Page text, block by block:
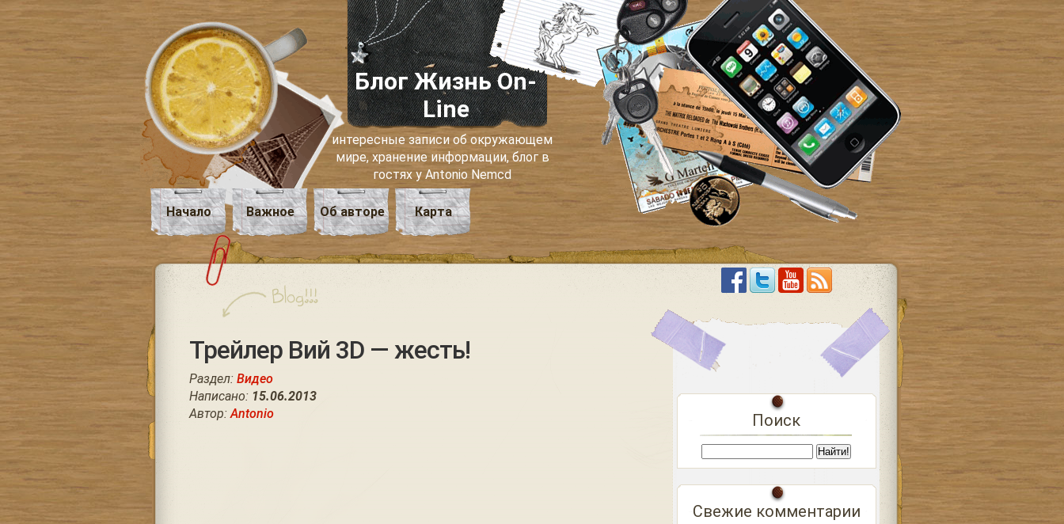
Блог Жизнь On-
Line
интересные записи об окружающем
мире, хранение информации, блог в
гостях у Antonio Nemcd
Начало Важное Об авторе Карта
Трейлер Вий 3D — жесть!
Раздел: Видео
Написано: 15.06.2013
Автор:Antonio Поиск
Свежие комментарии